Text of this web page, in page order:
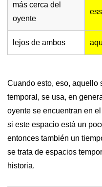
más cerca del
oyente
lejos de ambos
Cuando esto, eso, aquello
temporal, se usa, en
oyente se encuentran en
si este espacio está un
entonces también un
se trata de espacios
historia.